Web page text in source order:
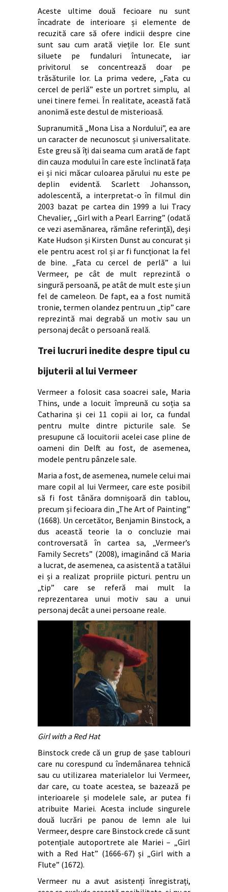
Aceste ultime două fecioare nu sunt
încadrate de interioare și elemente de
recuzită care să ofere indicii despre cine
sunt sau cum arată viețile lor. Ele sunt
siluete pe fundaluri întunecate, iar
privitorul se concentrează doar pe
trăsăturile lor. La prima vedere, „Fata cu
cercel de perlă” este un portret simplu, al
unei tinere femei. În realitate, această fată
anonimă este destul de misterioasă.
Supranumită „Mona Lisa a Nordului”, ea are
un caracter de necunoscut și universalitate.
Este greu să îți dai seama cum arată de fapt
din cauza modului în care este înclinată fața
ei și nici măcar culoarea părului nu este pe
deplin evidentă. Scarlett Johansson,
adolescentă, a interpretat-o în filmul din
2003 bazat pe cartea din 1999 a lui Tracy
Chevalier, „Girl with a Pearl Earring” (odată
ce vezi asemănarea, rămâne referinţă), deși
Kate Hudson și Kirsten Dunst au concurat și
ele pentru acest rol și ar fi funcționat la fel
de bine. „Fata cu cercel de perlă” a lui
Vermeer, pe cât de mult reprezintă o
singură persoană, pe atât de mult este și un
fel de cameleon. De fapt, ea a fost numită
tronie, termen olandez pentru un „tip” care
reprezintă mai degrabă un motiv sau un
personaj decât o persoană reală.
Trei lucruri inedite despre tipul cu
bijuterii al lui Vermeer
Vermeer a folosit casa soacrei sale, Maria
Thins, unde a locuit împreună cu soția sa
Catharina și cei 11 copii ai lor, ca fundal
pentru multe dintre picturile sale. Se
presupune că locuitorii acelei case pline de
oameni din Delft au fost, de asemenea,
modele pentru pânzele sale.
Maria a fost, de asemenea, numele celui mai
mare copil al lui Vermeer, care este posibil
să fi fost tânăra domnișoară din tablou,
precum și fecioara din „The Art of Painting”
(1668). Un cercetător, Benjamin Binstock, a
dus această teorie la o concluzie mai
controversată în cartea sa, „Vermeer’s
Family Secrets” (2008), imaginând că Maria
a lucrat, de asemenea, ca asistentă a tatălui
ei și a realizat propriile picturi. pentru un
„tip” care se referă mai mult la
reprezentarea unui motiv sau a unui
personaj decât a unei persoane reale.
Girl with a Red Hat
Binstock crede că un grup de șase tablouri
care nu corespund cu îndemânarea tehnică
sau cu utilizarea materialelor lui Vermeer,
dar care, cu toate acestea, se bazează pe
interioarele și modelele sale, ar putea fi
atribuite Mariei. Acesta include singurele
două lucrări pe panou de lemn ale lui
Vermeer, despre care Binstock crede că sunt
potențiale autoportrete ale Mariei – „Girl
with a Red Hat” (1666-67) și „Girl with a
Flute” (1672).
Vermeer nu a avut asistenți înregistrați,